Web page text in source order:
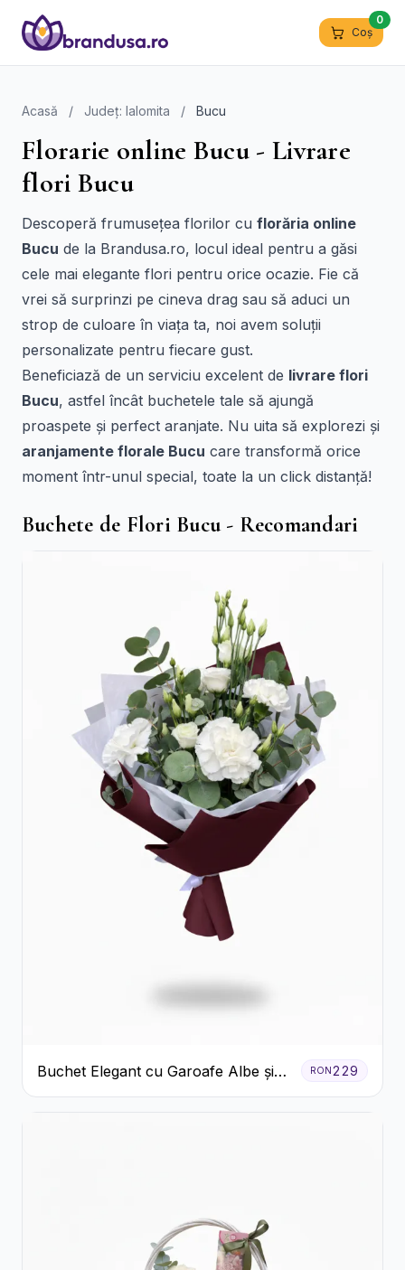
Coș
0
Acasă / Județ: Ialomita / Bucu
Florarie online Bucu - Livrare
flori Bucu
Descoperă frumusețea florilor cu florăria online
Bucu de la Brandusa.ro, locul ideal pentru a găsi
cele mai elegante flori pentru orice ocazie. Fie că
vrei să surprinzi pe cineva drag sau să aduci un
strop de culoare în viața ta, noi avem soluții
personalizate pentru fiecare gust.
Beneficiază de un serviciu excelent de livrare flori
Bucu, astfel încât buchetele tale să ajungă
proaspete și perfect aranjate. Nu uita să explorezi și
aranjamente florale Bucu care transformă orice
moment într-unul special, toate la un click distanță!
Buchete de Flori Bucu - Recomandari
Buchet Elegant cu Garoafe Albe și
Eucalipt
RON229